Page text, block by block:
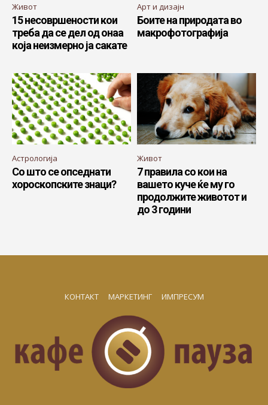
Живот
15 несовршености кои
треба да се дел од онаа
која неизмерно ја сакате
Арт и дизајн
Боите на природата во
макрофотографија
Астрологија
Со што се опседнати
хороскопските знаци?
Живот
7 правила со кои на
вашето куче ќе му го
продолжите животот и
до 3 години
КОНТАКТ МАРКЕТИНГ ИМПРЕСУМ